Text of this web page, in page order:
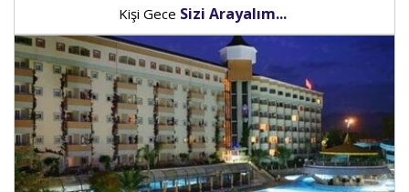
Kişi Gece Sizi Arayalım...